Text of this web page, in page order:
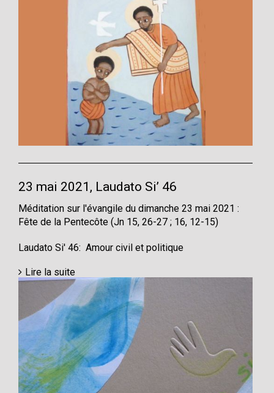
23 mai 2021, Laudato Si’ 46
Méditation sur l'évangile du dimanche 23 mai 2021 :
Fête de la Pentecôte (Jn 15, 26-27 ; 16, 12-15)
Laudato Si' 46: Amour civil et politique
Lire la suite